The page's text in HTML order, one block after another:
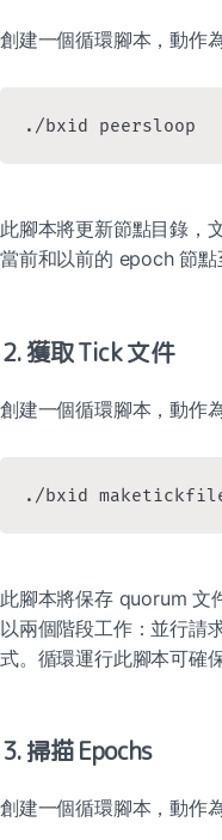
創建一個循環腳本，動作
./bxid peersloop
此腳本將更新節點目錄，
當前和以前的 epoch 節點
2. 獲取 Tick 文件
創建一個循環腳本，動作
./bxid
此腳本將保存 quorum 文
以兩個階段工作：並行請
式。循環運行此腳本可確
3. 掃描 Epochs
創建一個循環腳本，動作